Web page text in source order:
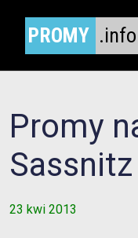
PROMY .info
Promy
Sassnitz
23 kwi 2013